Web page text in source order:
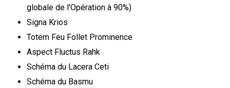
globale de l'Opération à 90%)
Signa Krios
Totem Feu Follet Prominence
Aspect Fluctus Rahk
Schéma du Lacera Ceti
Schéma du Basmu